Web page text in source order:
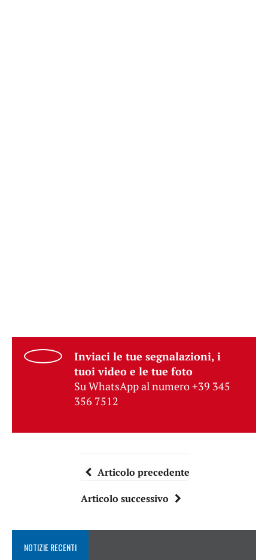
Inviaci le tue segnalazioni, i
tuoi video e le tue foto
Su WhatsApp al numero +39 345
356 7512
Articolo precedente
Articolo successivo
NOTIZIE RECENTI